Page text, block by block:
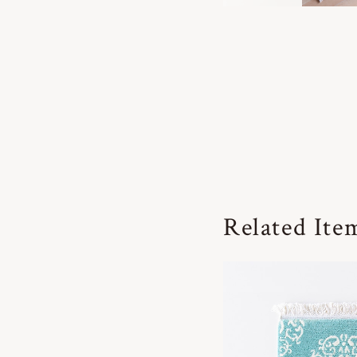
Related